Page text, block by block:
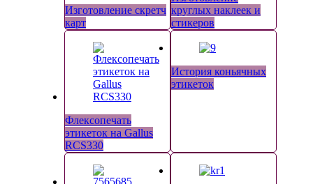
Изготовление скретч
карт
круглых наклеек и
стикеров
Флексопечать
этикеток на Gallus
RCS330
История коньячных
этикеток